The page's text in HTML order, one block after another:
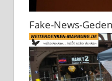
Fake-News-